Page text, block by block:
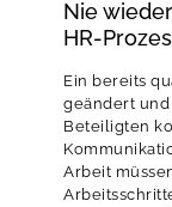
Nie
HR-
Ein bereits
geändert
Beteiligten
Arbeit